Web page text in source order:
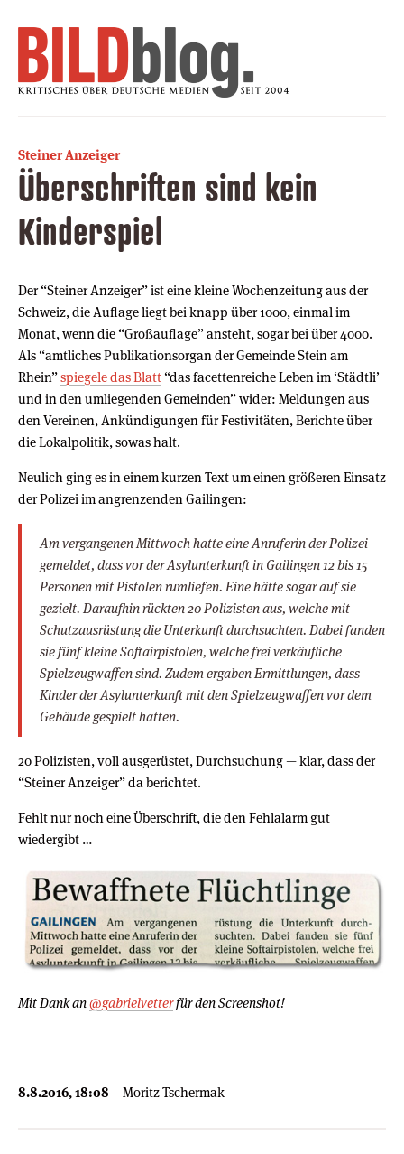
Steiner Anzeiger
Überschriften sind kein
Kinderspiel
Der “Steiner Anzeiger” ist eine kleine Wochenzeitung aus der
Schweiz, die Auflage liegt bei knapp über 1000, einmal im
Monat, wenn die “Großauflage” ansteht, sogar bei über 4000.
Als “amtliches Publikationsorgan der Gemeinde Stein am
Rhein”spiegele das Blatt “das facettenreiche Leben im ‘Städtli’
und in den umliegenden Gemeinden” wider: Meldungen aus
den Vereinen, Ankündigungen für Festivitäten, Berichte über
die Lokalpolitik, sowas halt.
Neulich ging es in einem kurzen Text um einen größeren Einsatz
der Polizei im angrenzenden Gailingen:
Am vergangenen Mittwoch hatte eine Anruferin der Polizei
gemeldet, dass vor der Asylunterkunft in Gailingen 12 bis 15
Personen mit Pistolen rumliefen. Eine hätte sogar auf sie
gezielt. Daraufhin rückten 20 Polizisten aus, welche mit
Schutzausrüstung die Unterkunft durchsuchten. Dabei fanden
sie fünf kleine Softairpistolen, welche frei verkäufliche
Spielzeugwaffen sind. Zudem ergaben Ermittlungen, dass
Kinder der Asylunterkunft mit den Spielzeugwaffen vor dem
Gebäude gespielt hatten.
20 Polizisten, voll ausgerüstet, Durchsuchung — klar, dass der
“Steiner Anzeiger” da berichtet.
Fehlt nur noch eine Überschrift, die den Fehlalarm gut
wiedergibt …
Mit Dank an@gabrielvetterfür den Screenshot!
8.8.2016, 18:08 Moritz Tschermak